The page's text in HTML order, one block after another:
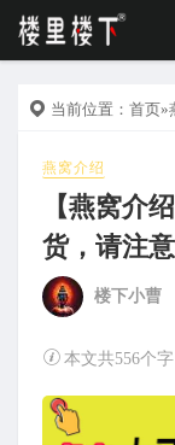
当前位置： 首页»
燕窝介绍
【燕窝介
货，请注
楼下小曹
本文共556个